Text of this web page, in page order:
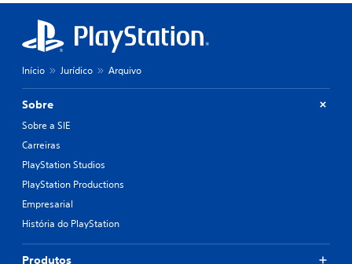
Início Jurídico Arquivo
Sobre
Sobre a SIE
Carreiras
PlayStation Studios
PlayStation Productions
Empresarial
História do PlayStation
Produtos